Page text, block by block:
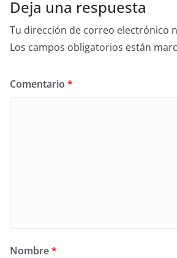
Deja una respuesta
Tu dirección de correo electrónico
Los campos obligatorios están
Comentario *
Nombre*